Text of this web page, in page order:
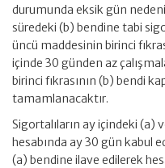
durumunda eksik gün
süredeki (b) bendine tabi
üncü maddesinin birinci
içinde 30 günden az
birinci fıkrasının (b) bendi
tamamlanacaktır.
Sigortalıların ay içindeki (a)
hesabında ay 30 gün kabul
(a) bendine ilave edilerek